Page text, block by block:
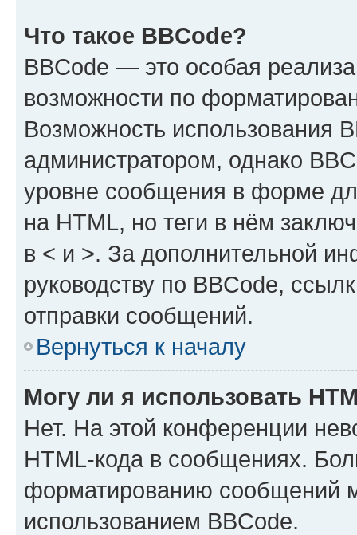
Что такое BBCode?
BBCode — это особая
возможности по
Возможность использования
администратором, однако
уровне сообщения в форме
на HTML, но теги в нём
в < и >. За дополнительной
руководству по BBCode,
отправки сообщений.
Вернуться к началу
Могу ли я использовать
Нет. На этой конференции
HTML-кода в сообщениях.
форматированию сообщений
использованием BBCode.